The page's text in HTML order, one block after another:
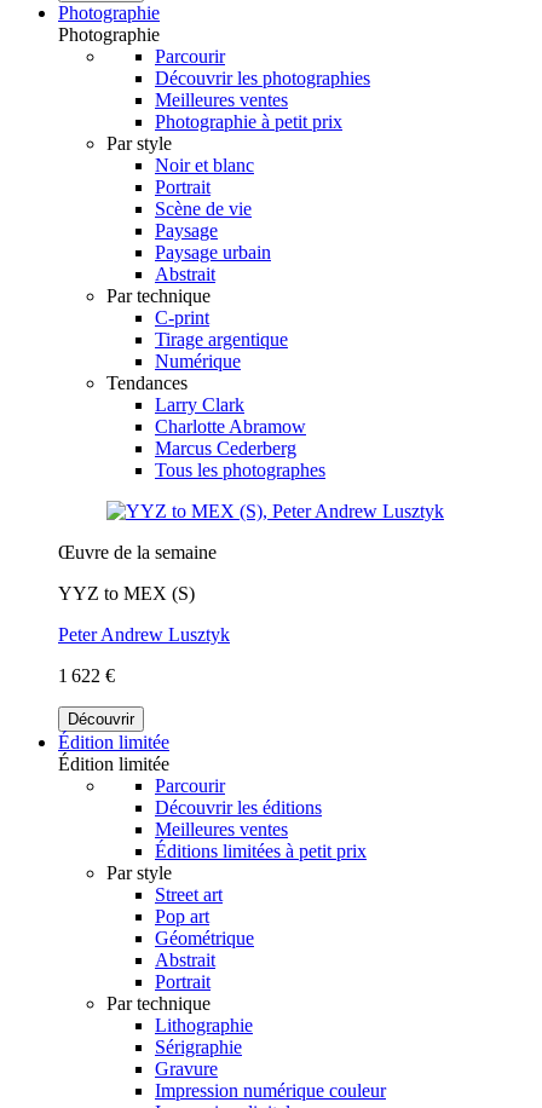
Photographie
Photographie
Parcourir
Découvrir les photographies
Meilleures ventes
Photographie à petit prix
Par style
Noir et blanc
Portrait
Scène de vie
Paysage
Paysage urbain
Abstrait
Par technique
C-print
Tirage argentique
Numérique
Tendances
Larry Clark
Charlotte Abramow
Marcus Cederberg
Tous les photographes
Œuvre de la semaine
YYZ to MEX (S)
Peter Andrew Lusztyk
1 622 €
Découvrir
Édition limitée
Édition limitée
Parcourir
Découvrir les éditions
Meilleures ventes
Éditions limitées à petit prix
Par style
Street art
Pop art
Géométrique
Abstrait
Portrait
Par technique
Lithographie
Sérigraphie
Gravure
Impression numérique couleur